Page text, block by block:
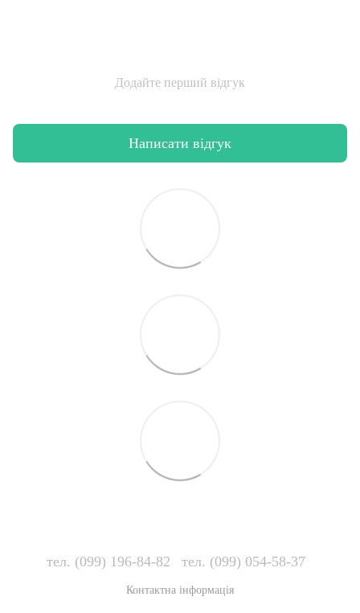
Додайте перший відгук
Написати відгук
тел. (099) 196-84-82 тел. (099) 054-58-37
Контактна інформація